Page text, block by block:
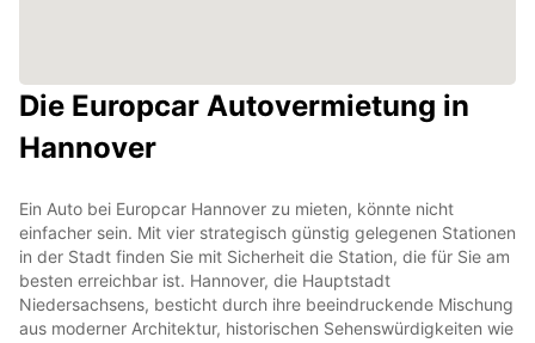
Die Europcar Autovermietung in
Hannover
Ein Auto bei Europcar Hannover zu mieten, könnte nicht
einfacher sein. Mit vier strategisch günstig gelegenen Stationen
in der Stadt finden Sie mit Sicherheit die Station, die für Sie am
besten erreichbar ist. Hannover, die Hauptstadt
Niedersachsens, besticht durch ihre beeindruckende Mischung
aus moderner Architektur, historischen Sehenswürdigkeiten wie